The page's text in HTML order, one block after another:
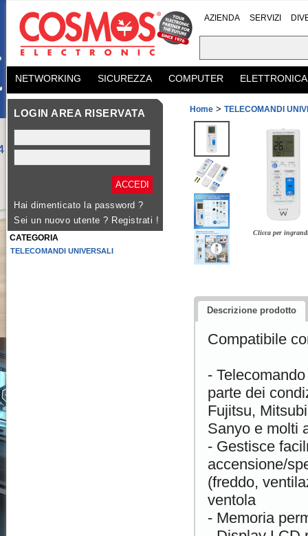
AZIENDA SERVIZI
NETWORKING SICUREZZA COMPUTER ELETTRONICA
LOGIN AREA RISERVATA
Hai dimenticato la password ?
Sei un nuovo utente ? Registrati !
CATEGORIA
TELECOMANDI UNIVERSALI
Home > TELECOMANDI
Clicca per
Descrizione prodotto
Compatibile
-
parte dei
Fujitsu,
Sanyo e molti
- Gestisce
accensione/
(freddo,
ventola
- Memoria